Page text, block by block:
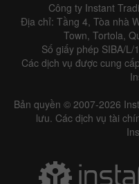
Công ty Instant
Địa chỉ: Tầng 4, Tòa nhà
Town, Tortola,
Số giấy phép SIBA/
Các dịch vụ được cung
Bản quyền © 2007-2026
lưu. Các dịch vụ tài